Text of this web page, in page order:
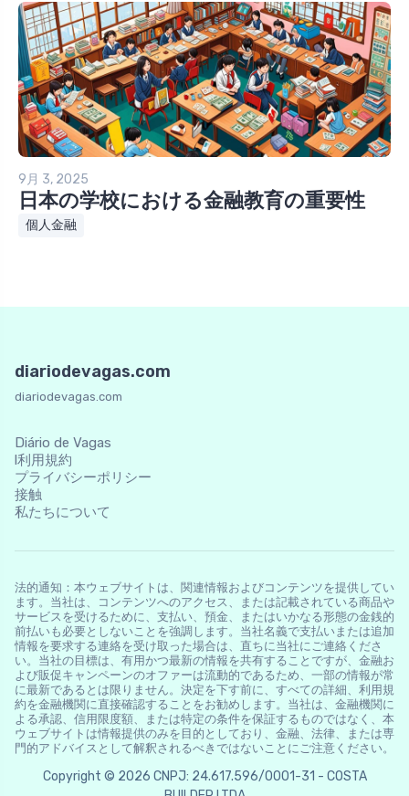
9月 3, 2025
日本の学校における金融教育の重要性
個人金融
diariodevagas.com
diariodevagas.com
Diário de Vagas
l利用規約
プライバシーポリシー
接触
私たちについて
法的通知：本ウェブサイトは、関連情報およびコンテンツを提供してい
ます。当社は、コンテンツへのアクセス、または記載されている商品や
サービスを受けるために、支払い、預金、またはいかなる形態の金銭的
前払いも必要としないことを強調します。当社名義で支払いまたは追加
情報を要求する連絡を受け取った場合は、直ちに当社にご連絡くださ
い。当社の目標は、有用かつ最新の情報を共有することですが、金融お
よび販促キャンペーンのオファーは流動的であるため、一部の情報が常
に最新であるとは限りません。決定を下す前に、すべての詳細、利用規
約を金融機関に直接確認することをお勧めします。当社は、金融機関に
よる承認、信用限度額、または特定の条件を保証するものではなく、本
ウェブサイトは情報提供のみを目的としており、金融、法律、または専
門的アドバイスとして解釈されるべきではないことにご注意ください。
Copyright © 2026 CNPJ: 24.617.596/0001-31 - COSTA